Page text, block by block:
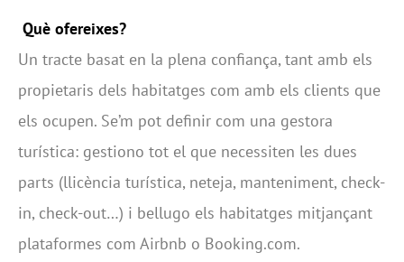
Què ofereixes?
Un tracte basat en la plena confiança, tant amb els
propietaris dels habitatges com amb els clients que
els ocupen. Se’m pot definir com una gestora
turística: gestiono tot el que necessiten les dues
parts (llicència turística, neteja, manteniment, check-
in, check-out…) i bellugo els habitatges mitjançant
plataformes com Airbnb o Booking.com.